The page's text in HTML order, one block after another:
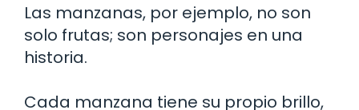
Las manzanas, por ejemplo, no son
solo frutas; son personajes en una
historia.
Cada manzana tiene su propio brillo,